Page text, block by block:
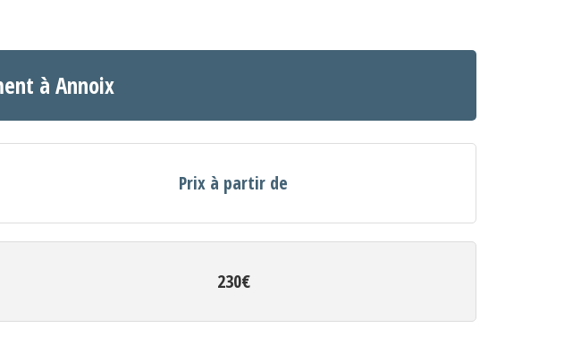
à Annoix
Prix à partir de
230€